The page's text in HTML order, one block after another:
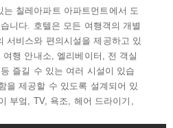
칠레아파트 아파트먼트에서 도
니다. 호텔은 모든 여행객의 개별
서비스와 편의시설을 제공하고 있
행 안내소, 엘리베이터, 전 객실
즐길 수 있는 여러 시설이 있습
을 제공할 수 있도록 설계되어 있
부엌, TV, 욕조, 헤어 드라이기,